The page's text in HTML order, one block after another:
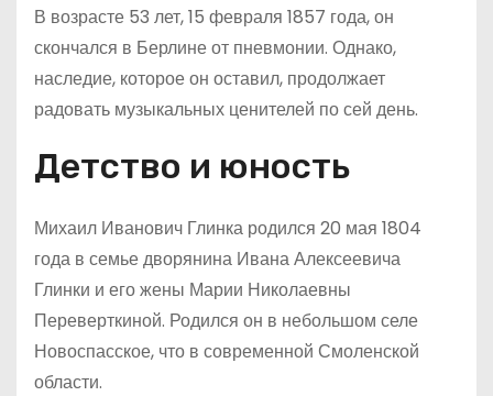
В возрасте 53 лет, 15 февраля 1857 года, он
скончался в Берлине от пневмонии. Однако,
наследие, которое он оставил, продолжает
радовать музыкальных ценителей по сей день.
Детство и юность
Михаил Иванович Глинка родился 20 мая 1804
года в семье дворянина Ивана Алексеевича
Глинки и его жены Марии Николаевны
Переверткиной. Родился он в небольшом селе
Новоспасское, что в современной Смоленской
области.